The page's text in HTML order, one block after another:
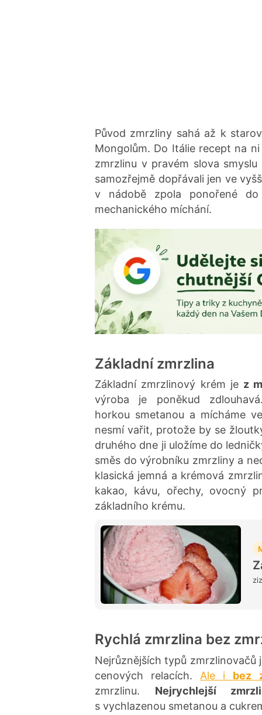
Původ zmrzliny sahá až k
Mongolům. Do Itálie recept na
zmrzlinu v pravém slova
samozřejmě dopřávali jen ve
v nádobě zpola ponořené
mechanického míchání.
Základní zmrzlina
Základní zmrzlinový krém je z
výroba je poněkud
horkou smetanou a mícháme
nesmí vařit, protože by se
druhého dne ji uložíme do
směs do výrobníku zmrzliny a
klasická jemná a krémová
kakao, kávu, ořechy, ovocný
základního krému.
Rychlá zmrzlina bez
Nejrůznějších typů
cenových relacích. Ale i bez
zmrzlinu. Nejrychlejší
s vychlazenou smetanou a